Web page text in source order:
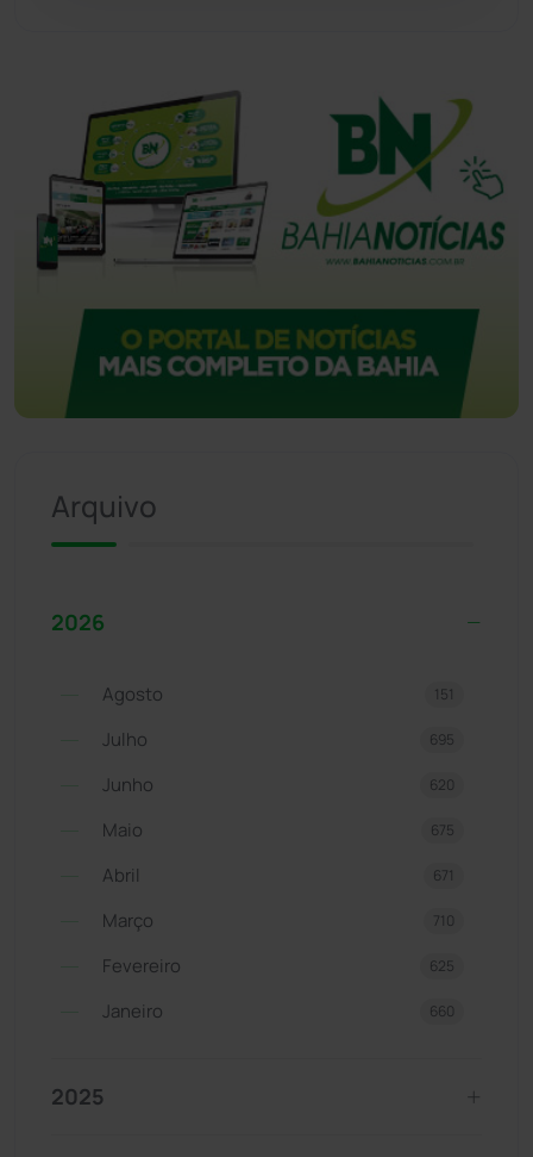
Arquivo
2026
Agosto 151
Julho 695
Junho 620
Maio 675
Abril 671
Março 710
Fevereiro 625
Janeiro 660
2025